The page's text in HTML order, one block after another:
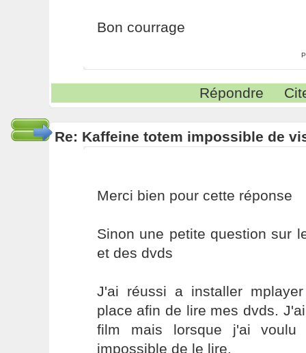
Bon courrage
Répondre
Re: Kaffeine totem impossible de
Merci bien pour cette réponse
Sinon une petite question sur
et des dvds
J'ai réussi a installer
place afin de lire mes dvds.
film mais lorsque j'ai
impossible de le lire.